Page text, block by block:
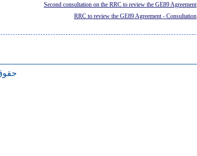
Second consultation on the RRC to review the GE89 Agreement
RRC to review the GE89 Agreement - Consultation